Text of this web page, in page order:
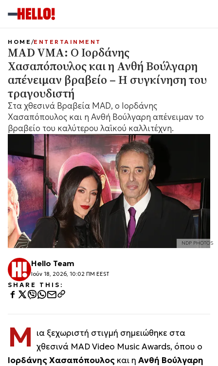
NDP PHOTOS
HOME ENTERTAINMENT
MAD VMA: Ο Ιορδάνης
Χασαπόπουλος και η Ανθή Βούλγαρη
απένειμαν βραβείο – Η συγκίνηση του
τραγουδιστή
Στα χθεσινά Βραβεία MAD, ο Ιορδάνης
Χασαπόπουλος και η Ανθή Βούλγαρη απένειμαν το
βραβείο του καλύτερου λαϊκού καλλιτέχνη.
Hello Team
Ιούν 18, 2026, 10:02 ΠΜ EEST
SHARE THIS:
Μ ια ξεχωριστή στιγμή σημειώθηκε στα
χθεσινά MAD Video Music Awards, όπου ο
Ιορδάνης Χασαπόπουλος και η Ανθή Βούλγαρη